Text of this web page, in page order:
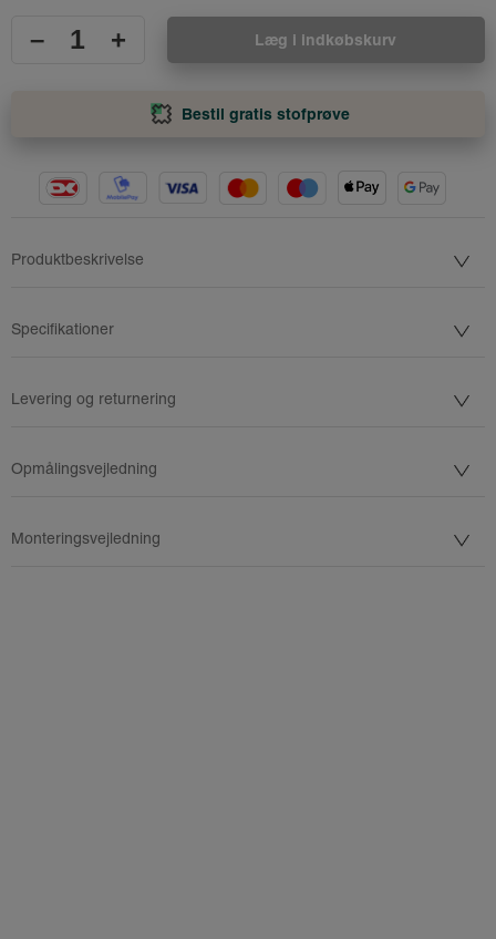
– + Læg i indkøbskurv
Bestil gratis stofprøve
Produktbeskrivelse
Specifikationer
Levering og returnering
Opmålingsvejledning
Monteringsvejledning